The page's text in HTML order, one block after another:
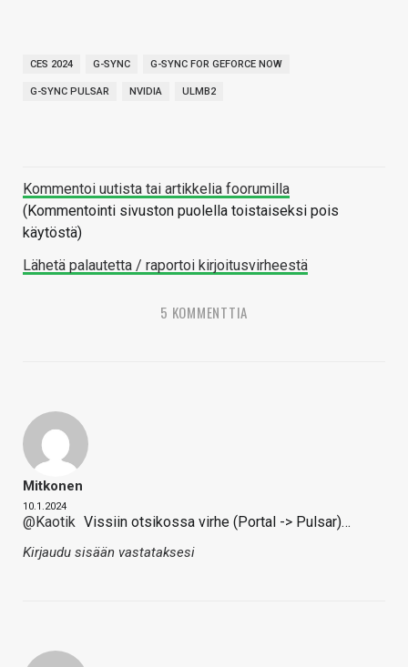
CES 2024 G-SYNC G-SYNC FOR GEFORCE NOW
G-SYNC PULSAR NVIDIA ULMB2
Kommentoi uutista tai artikkelia foorumilla
(Kommentointi sivuston puolella toistaiseksi pois
käytöstä)
Lähetä palautetta / raportoi kirjoitusvirheestä
5 KOMMENTTIA
Mitkonen
10.1.2024
@Kaotik Vissiin otsikossa virhe (Portal -> Pulsar)…
Kirjaudu sisään vastataksesi